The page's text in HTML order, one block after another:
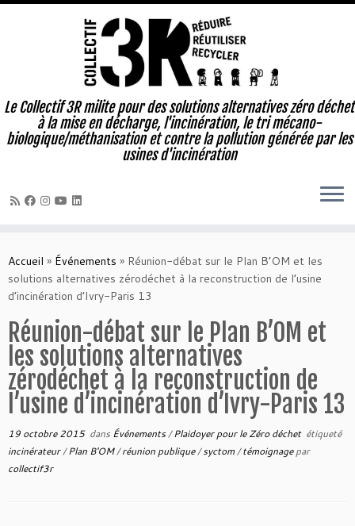
au
contenu
Le Collectif 3R milite pour des solutions alternatives zéro déchet
à la mise en décharge, l'incinération, le tri mécano-
biologique/méthanisation et contre la pollution générée par les
usines d'incinération
Accueil » Événements » Réunion-débat sur le Plan B’OM et les
solutions alternatives ‪zérodéchet‬ à la reconstruction de l’usine
d’incinération d’Ivry-Paris 13
Réunion-débat sur le Plan B’OM et
les solutions alternatives
‪zérodéchet‬ à la reconstruction de
l’usine d’incinération d’Ivry-Paris 13
19 octobre 2015dans Événements/Plaidoyer pour le Zéro déchet étiqueté
incinérateur/Plan B'OM/réunion publique/syctom/témoignagepar
collectif3r